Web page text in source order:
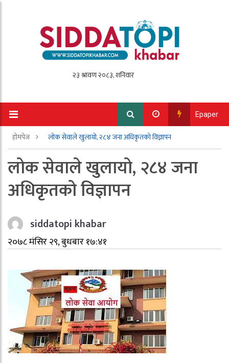
Epaper
होमपेज लोक सेवाले खुलायो, २८४ जना अधिकृतको विज्ञापन
लोक सेवाले खुलायो, २८४ जना
अधिकृतको विज्ञापन
siddatopi khabar
२०७८ मंसिर २९, बुधबार १७:४१